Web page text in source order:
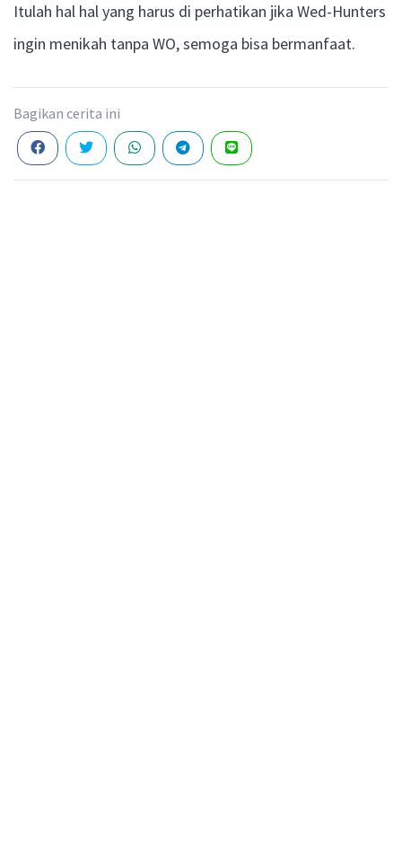
Itulah hal hal yang harus di perhatikan jika Wed-Hunters
ingin menikah tanpa WO, semoga bisa bermanfaat.
Bagikan cerita ini